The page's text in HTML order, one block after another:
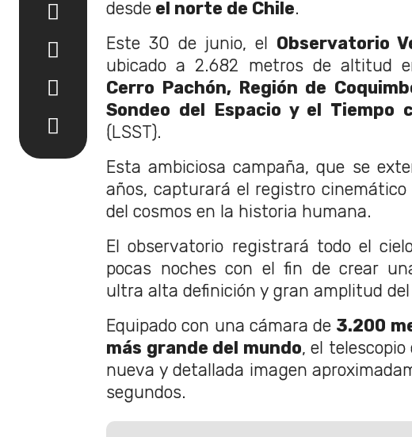
desde el norte de Chile.
Este 30 de junio, el Observatorio
ubicado a 2.682 metros de altitud
Cerro Pachón, Región de
Sondeo del Espacio y el Tiempo
(LSST).
Esta ambiciosa campaña, que se
años, capturará el registro
del cosmos en la historia humana.
El observatorio registrará todo el
pocas noches con el fin de crear
ultra alta definición y gran amplitud del
Equipado con una cámara de 3.200
más grande del mundo, el
nueva y detallada imagen
segundos.